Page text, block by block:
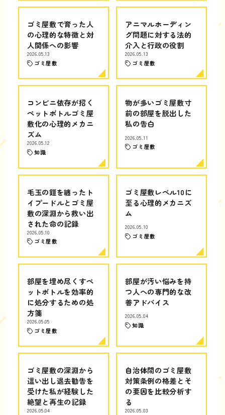
ゴミ屋敷で育った人
の心理的な特徴と対
人関係への影響
2026.05.13
ゴミ屋敷
アニマルホーディン
グ問題に対する法的
介入と行政の役割
2026.05.13
ゴミ屋敷
コンビニ依存が招く
ペットボトルゴミ屋
敷化の心理的メカニ
ズム
2026.05.12
知識
物が多いゴミ屋敷寸
前の部屋を脱出した
私の告白
2026.05.11
ゴミ屋敷
毛玉の鎧を纏ったト
イプードルとゴミ屋
敷の深淵から救い出
された命の記録
2026.05.10
ゴミ屋敷
ゴミ屋敷レベル10に
至る心理的メカニズ
ム
2026.05.10
ゴミ屋敷
部屋を埋め尽くすペ
ットボトルを効率的
に処分するための処
方箋
2026.05.05
ゴミ屋敷
部屋が汚い悩みを持
つ人への専門的な改
善アドバイス
2026.05.04
知識
ゴミ屋敷の深淵から
這い出し退去勧告を
受けた私が経験した
絶望と再生の記録
2026.05.04
自治体間のゴミ屋敷
対策条例の格差とそ
の要因を比較分析す
る
2026.05.03